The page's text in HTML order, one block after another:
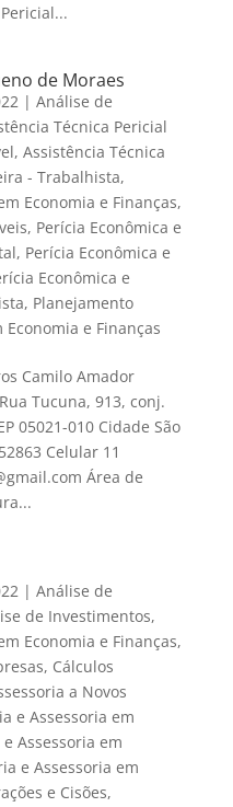
de Moraes
| Análise de
Técnica Pericial
, Assistência Técnica
- Trabalhista,
Economia e Finanças,
, Perícia Econômica e
, Perícia Econômica e
Econômica e
, Planejamento
e Finanças
Camilo Amador
Tucuna, 913, conj.
05021-010 Cidade São
Celular 11
Área de
| Análise de
de Investimentos,
Economia e Finanças,
, Cálculos
a Novos
e Assessoria em
Assessoria em
e Assessoria em
e Cisões,